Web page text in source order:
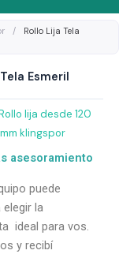
/
Rollo Lija Tela
Esmeril
lija desde 120
klingspor
asesoramiento
puede
elegir la
ideal para vos.
y recibí